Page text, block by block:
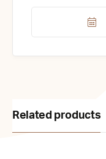
Related products